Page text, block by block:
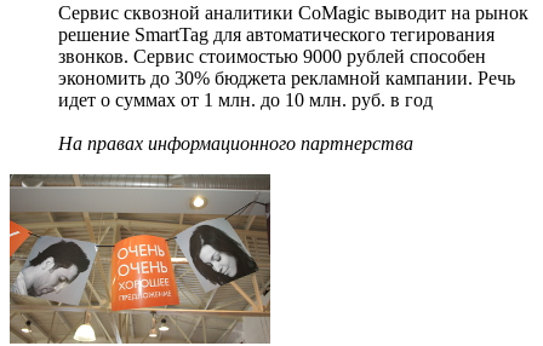
Сервис сквозной аналитики CoMagic выводит на рынок
решение SmartTag для автоматического тегирования
звонков. Сервис стоимостью 9000 рублей способен
экономить до 30% бюджета рекламной кампании. Речь
идет о суммах от 1 млн. до 10 млн. руб. в год
На правах информационного партнерства